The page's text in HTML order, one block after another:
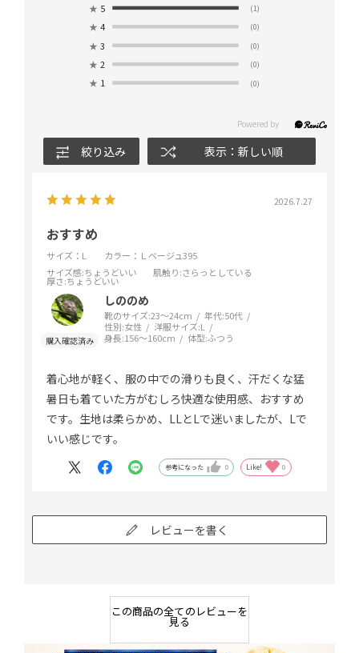
★ 5 (1)
★ 4 (0)
★ 3 (0)
★ 2 (0)
★ 1 (0)
絞り込み 表示：新しい順
2026.7.27
おすすめ
サイズ：L
カラー：Ｌベージュ395
サイズ感:ちょうどいい 肌触り:さらっとしている
厚さ:ちょうどいい
しののめ
靴のサイズ:23～24cm 年代:50代
性別:女性 洋服サイズ:L
身長:156～160cm 体型:ふつう
着心地が軽く、服の中での滑りも良く、汗だくな猛
暑日も着ていた方がむしろ快適な使用感、おすすめ
です。生地は柔らかめ、LLとLで迷いましたが、Lで
いい感じです。
参考になった 0 Like! 0
レビューを書く
この商品の全てのレビューを
見る